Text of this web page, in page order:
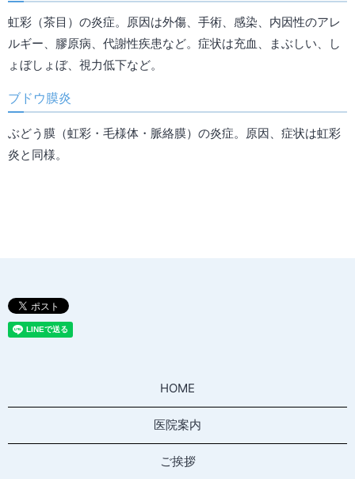
虹彩（茶目）の炎症。原因は外傷、手術、感染、内因性のアレ
ルギー、膠原病、代謝性疾患など。症状は充血、まぶしい、し
ょぼしょぼ、視力低下など。
ブドウ膜炎
ぶどう膜（虹彩・毛様体・脈絡膜）の炎症。原因、症状は虹彩
炎と同様。
HOME
医院案内
ご挨拶